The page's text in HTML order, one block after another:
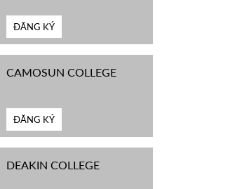
ĐĂNG KÝ
CAMOSUN COLLEGE
ĐĂNG KÝ
DEAKIN COLLEGE